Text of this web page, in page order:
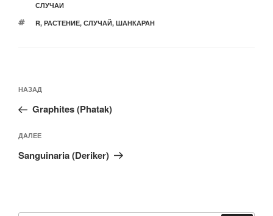
СЛУЧАИ
МЕТКИ
R, РАСТЕНИЕ, СЛУЧАЙ, ШАНКАРАН
по
записям
Предыдущая
запись:
НАЗАД
Graphites (Phatak)
Следующая
запись
ДАЛЕЕ
Sanguinaria (Deriker)